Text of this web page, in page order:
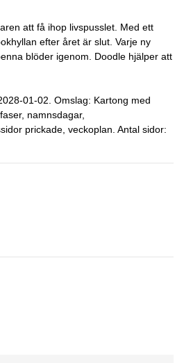
att få ihop livspusslet. Med ett
efter året är slut. Varje ny
blöder igenom. Doodle hjälper att
01-02. Omslag: Kartong med
namnsdagar,
prickade, veckoplan. Antal sidor: